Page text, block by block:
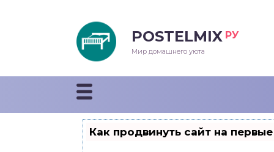
POSTELMIX РУ
Мир домашнего уюта
Как продвинуть сайт на